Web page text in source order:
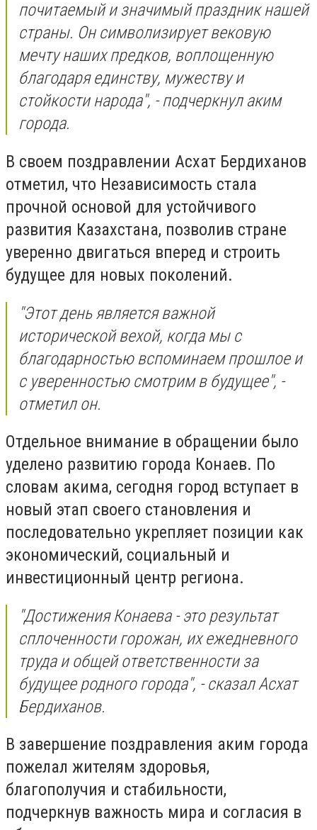
почитаемый и значимый праздник нашей
страны. Он символизирует вековую
мечту наших предков, воплощенную
благодаря единству, мужеству и
стойкости народа", - подчеркнул аким
города.
В своем поздравлении Асхат Бердиханов
отметил, что Независимость стала
прочной основой для устойчивого
развития Казахстана, позволив стране
уверенно двигаться вперед и строить
будущее для новых поколений.
"Этот день является важной
исторической вехой, когда мы с
благодарностью вспоминаем прошлое и
с уверенностью смотрим в будущее", -
отметил он.
Отдельное внимание в обращении было
уделено развитию города Конаев. По
словам акима, сегодня город вступает в
новый этап своего становления и
последовательно укрепляет позиции как
экономический, социальный и
инвестиционный центр региона.
"Достижения Конаева - это результат
сплоченности горожан, их ежедневного
труда и общей ответственности за
будущее родного города", - сказал Асхат
Бердиханов.
В завершение поздравления аким города
пожелал жителям здоровья,
благополучия и стабильности,
подчеркнув важность мира и согласия в